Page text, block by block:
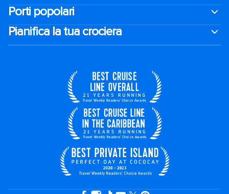
Porti popolari
Pianifica la tua crociera